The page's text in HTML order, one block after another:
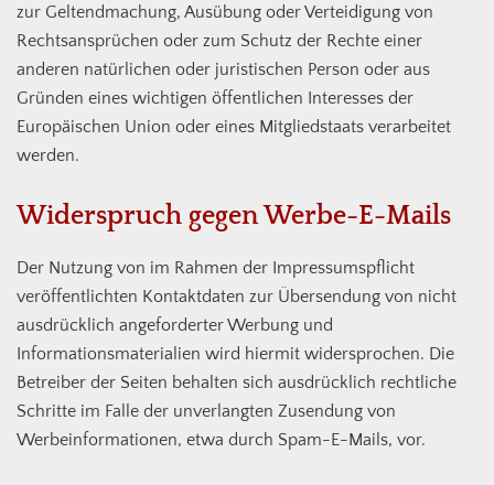
zur Geltendmachung, Ausübung oder Verteidigung von
Rechtsansprüchen oder zum Schutz der Rechte einer
anderen natürlichen oder juristischen Person oder aus
Gründen eines wichtigen öffentlichen Interesses der
Europäischen Union oder eines Mitgliedstaats verarbeitet
werden.
Widerspruch gegen Werbe-E-Mails
Der Nutzung von im Rahmen der Impressumspflicht
veröffentlichten Kontaktdaten zur Übersendung von nicht
ausdrücklich angeforderter Werbung und
Informationsmaterialien wird hiermit widersprochen. Die
Betreiber der Seiten behalten sich ausdrücklich rechtliche
Schritte im Falle der unverlangten Zusendung von
Werbeinformationen, etwa durch Spam-E-Mails, vor.